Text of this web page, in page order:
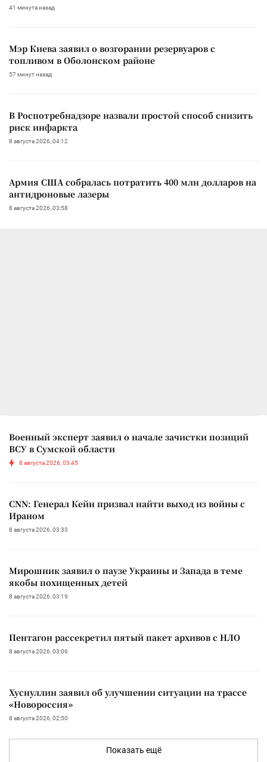
41 минута назад
Мэр Киева заявил о возгорании резервуаров с
топливом в Оболонском районе
57 минут назад
В Роспотребнадзоре назвали простой способ снизить
риск инфаркта
8 августа 2026, 04:12
Армия США собралась потратить 400 млн долларов на
антидроновые лазеры
8 августа 2026, 03:58
Военный эксперт заявил о начале зачистки позиций
ВСУ в Сумской области
8 августа 2026, 03:45
CNN: Генерал Кейн призвал найти выход из войны с
Ираном
8 августа 2026, 03:33
Мирошник заявил о паузе Украины и Запада в теме
якобы похищенных детей
8 августа 2026, 03:19
Пентагон рассекретил пятый пакет архивов с НЛО
8 августа 2026, 03:06
Хуснуллин заявил об улучшении ситуации на трассе
«Новороссия»
8 августа 2026, 02:50
Показать ещё